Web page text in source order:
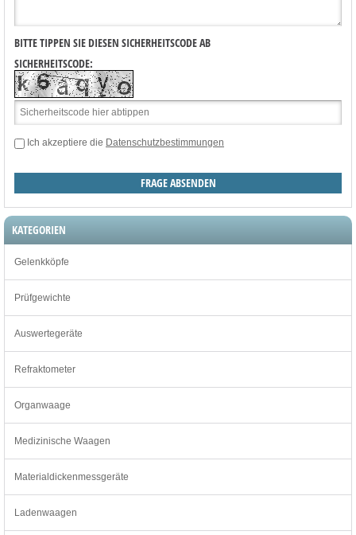
BITTE TIPPEN SIE DIESEN SICHERHEITSCODE AB
SICHERHEITSCODE:
Ich akzeptiere die Datenschutzbestimmungen
KATEGORIEN
Gelenkköpfe
Prüfgewichte
Auswertegeräte
Refraktometer
Organwaage
Medizinische Waagen
Materialdickenmessgeräte
Ladenwaagen